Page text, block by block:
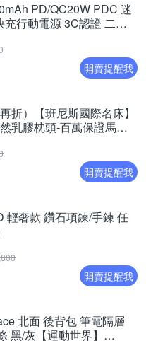
PD/QC20W PDC 迷
充行動電源 3C認證 二維
開賣提醒我
折）【班尼斯國際名床】
乳膠枕頭-百萬保證馬來
開賣提醒我
輕奢款 鑽石項鍊/手鍊 任
開賣提醒我
北面 後背包 筆電隔層
黑/灰【運動世界】